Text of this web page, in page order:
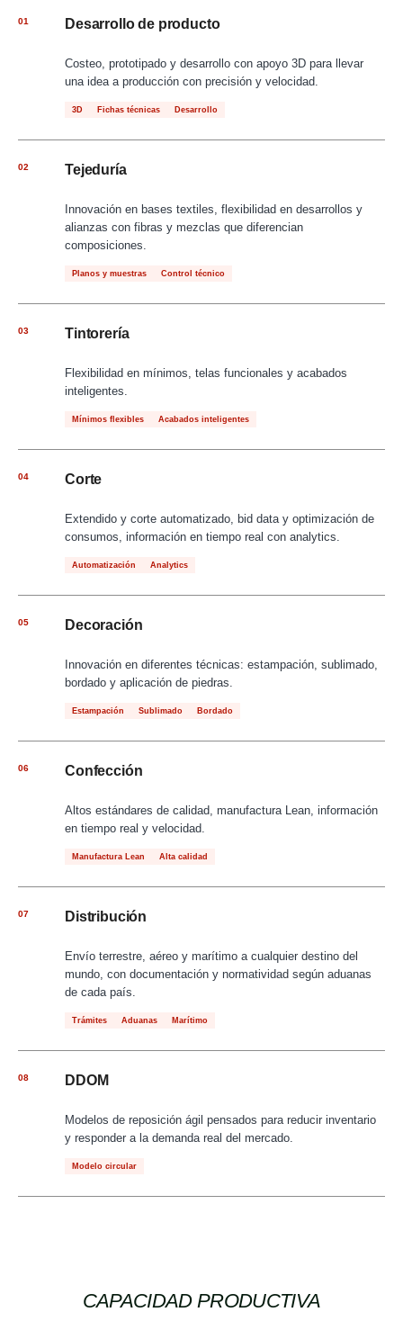
01 Desarrollo de producto
Costeo, prototipado y desarrollo con apoyo 3D para llevar
una idea a producción con precisión y velocidad.
3D Fichas técnicas Desarrollo
02 Tejeduría
Innovación en bases textiles, flexibilidad en desarrollos y
alianzas con fibras y mezclas que diferencian
composiciones.
Planos y muestras Control técnico
03 Tintorería
Flexibilidad en mínimos, telas funcionales y acabados
inteligentes.
Mínimos flexibles Acabados inteligentes
04 Corte
Extendido y corte automatizado, bid data y optimización de
consumos, información en tiempo real con analytics.
Automatización Analytics
05 Decoración
Innovación en diferentes técnicas: estampación, sublimado,
bordado y aplicación de piedras.
Estampación Sublimado Bordado
06 Confección
Altos estándares de calidad, manufactura Lean, información
en tiempo real y velocidad.
Manufactura Lean Alta calidad
07 Distribución
Envío terrestre, aéreo y marítimo a cualquier destino del
mundo, con documentación y normatividad según aduanas
de cada país.
Trámites Aduanas Marítimo
08 DDOM
Modelos de reposición ágil pensados para reducir inventario
y responder a la demanda real del mercado.
Modelo circular
CAPACIDAD PRODUCTIVA